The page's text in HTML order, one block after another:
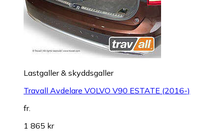
Lastgaller & skyddsgaller
Travall Avdelare VOLVO V90 ESTATE (2016-)
fr.
1 865 kr